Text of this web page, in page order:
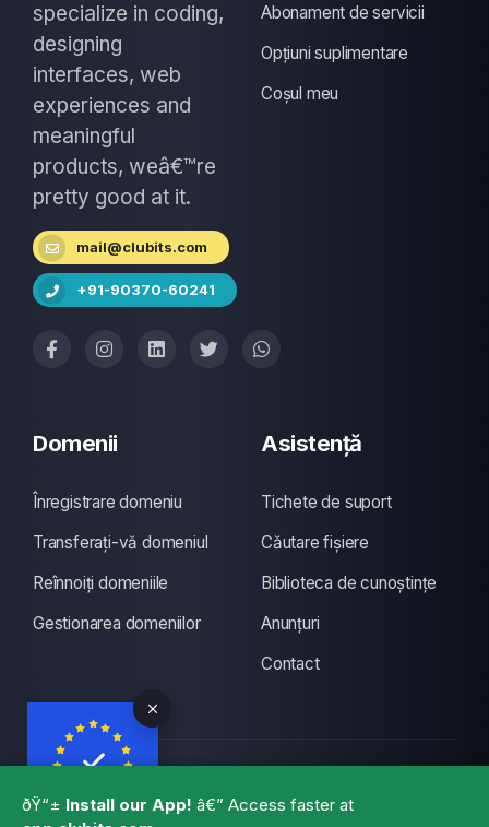
specialize in coding,
designing
interfaces, web
experiences and
meaningful
products, weâ€™re
pretty good at it.
mail@clubits.com
+91-90370-60241
Abonament de servicii
Opțiuni suplimentare
Coșul meu
Domenii
Înregistrare domeniu
Transferați-vă domeniul
Reînnoiți domeniile
Gestionarea domeniilor
Asistență
Tichete de suport
Căutare fișiere
Biblioteca de cunoștințe
Anunțuri
Contact
rezervate., Made with
byITS with a lots of coffee
ðŸ“± Install our App! â€” Access faster at